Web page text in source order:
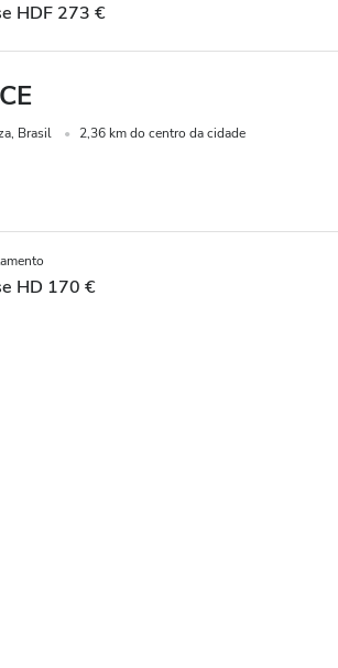
HDF 273 €
Brasil 2,36 km do centro da cidade
HD 170 €